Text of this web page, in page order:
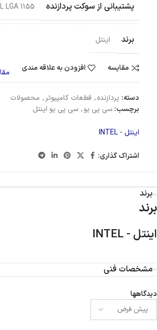
پشتیبانی از سوکت پردازنده LGA 1155
برند اینتل
مقایسه افزودن به علاقه مندی
دسته: پردازنده, قطعات کامپیوتر , محصولات
برچسب: سی پی یو, سی پی یو اینتل
اینتل - INTEL
اشتراک گذاری:
برند
برند
اینتل - INTEL
مشخصات فنی
دیدگاهها